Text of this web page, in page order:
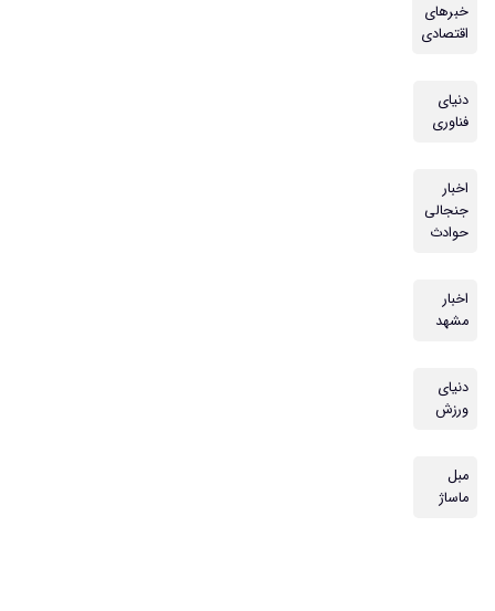
خبرهای
اقتصادی
دنیای
فناوری
اخبار
جنجالی
حوادث
اخبار
مشهد
دنیای
ورزش
مبل
ماساژ